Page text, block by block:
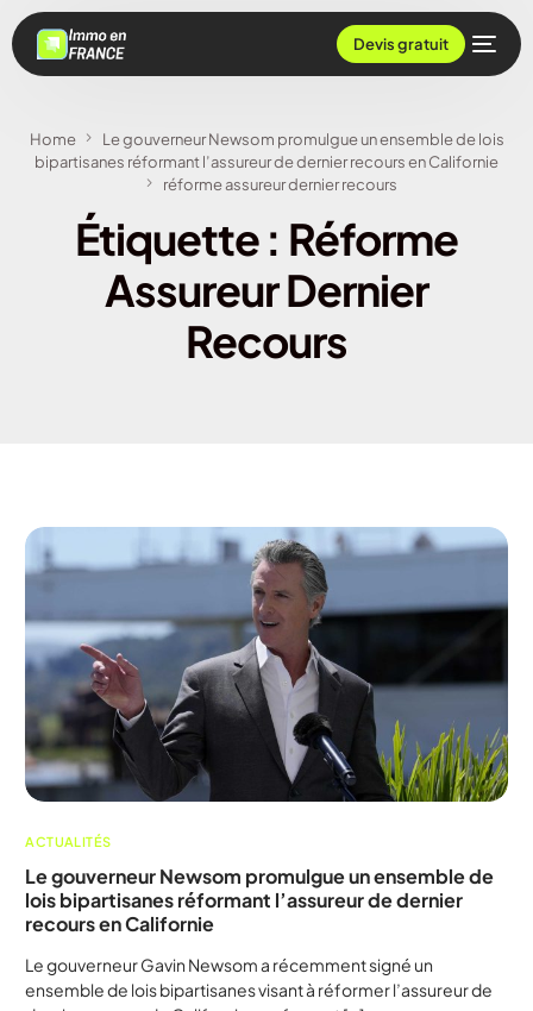
Devis gratuit
Home
Le gouverneur Newsom promulgue un ensemble de lois
bipartisanes réformant l’assureur de dernier recours en Californie
réforme assureur dernier recours
Étiquette : Réforme
Assureur Dernier
Recours
ACTUALITÉS
Le gouverneur Newsom promulgue un ensemble de
lois bipartisanes réformant l’assureur de dernier
recours en Californie
Le gouverneur Gavin Newsom a récemment signé un
ensemble de lois bipartisanes visant à réformer l’assureur de